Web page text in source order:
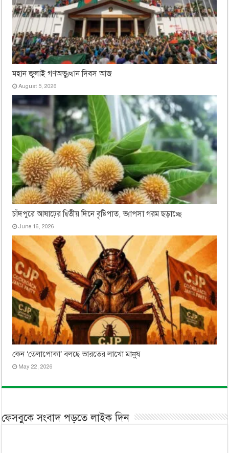
মহান জুলাই গণঅভ্যুত্থান দিবস আজ
August 5, 2026
চাঁদপুরে আষাঢ়ের দ্বিতীয় দিনে বৃষ্টিপাত, ভ্যাপসা গরম ছড়াচ্ছে
June 16, 2026
কেন ‘তেলাপোকা’ বলছে ভারতের লাখো মানুষ
May 22, 2026
ফেসবুকে সংবাদ পড়তে লাইক দিন